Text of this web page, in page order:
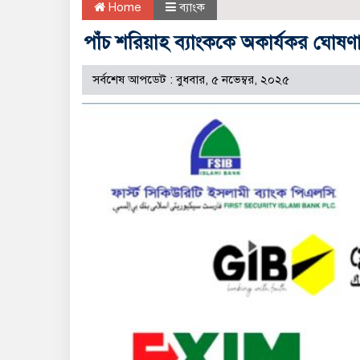
Home ব্যাংক
পাঁচ শরিয়াহ ব্যাংককে অকার্যকর
সর্বশেষ আপডেট : বুধবার, ৫ নভেম্বর, ২০২৫